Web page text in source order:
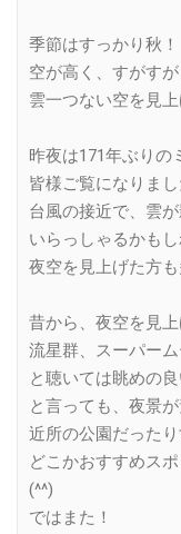
季節はすっかり秋！
空が高く、すがす
雲一つない空を見
昨夜は171年ぶり
皆様ご覧になりま
台風の接近で、雲
いらっしゃるかも
夜空を見上げた方
昔から、夜空を見上
流星群、スーパー
と聴いては眺めの
と言っても、夜景
近所の公園だった
どこかおすすめス
(^^)
ではまた！